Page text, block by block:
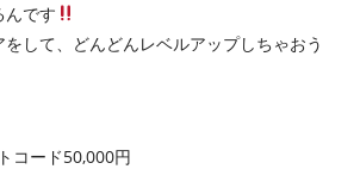
んです
して、どんどんレベルアップしちゃおう
コード50,000円